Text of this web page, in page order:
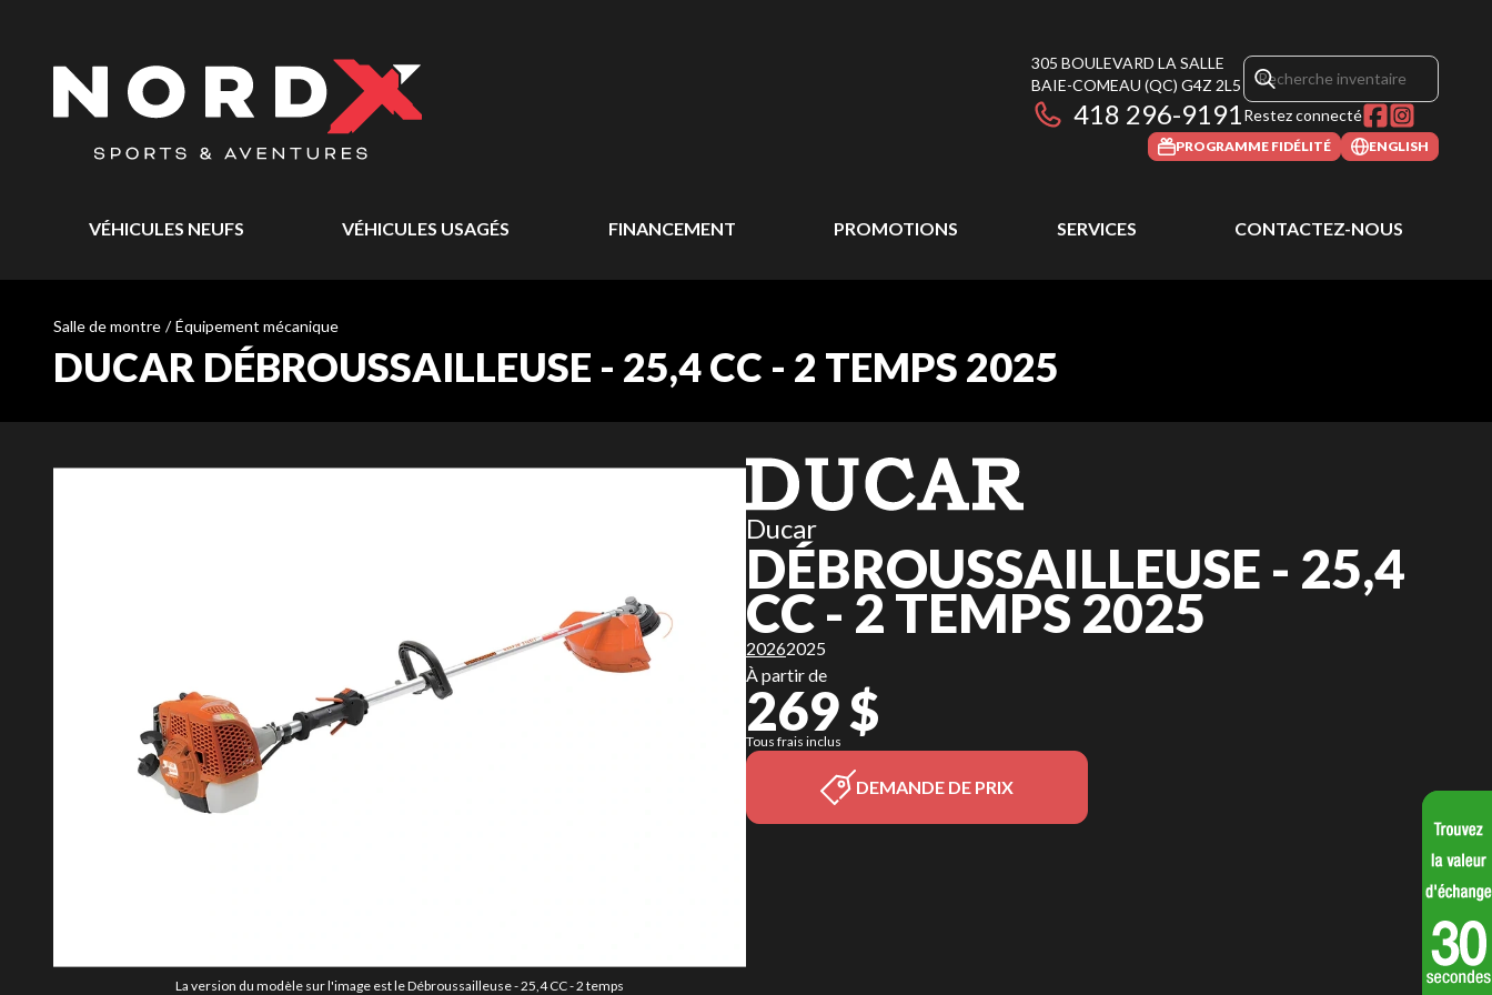
305 BOULEVARD LA SALLE
BAIE-COMEAU (QC) G4Z 2L5
418 296-9191Restez connecté
PROGRAMME FIDÉLITÉ ENGLISH
VÉHICULES NEUFS VÉHICULES USAGÉS FINANCEMENT PROMOTIONS SERVICES CONTACTEZ-NOUS
Salle de montre / Équipement mécanique
DUCAR DÉBROUSSAILLEUSE - 25,4 CC - 2 TEMPS 2025
La version du modèle sur l'image est le Débroussailleuse - 25,4 CC - 2 temps
Ducar
DÉBROUSSAILLEUSE - 25,4
CC - 2 TEMPS 2025
20262025
À partir de
269 $
Tous frais inclus
DEMANDE DE PRIX